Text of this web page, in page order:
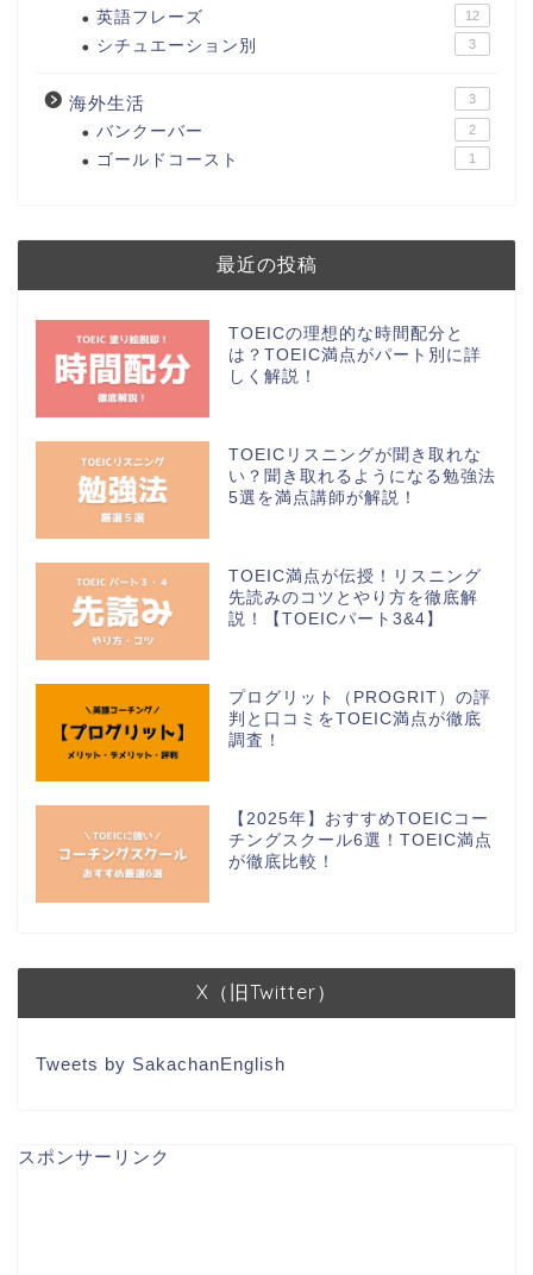
英語フレーズ 12
シチュエーション別 3
海外生活 3
バンクーバー 2
ゴールドコースト 1
最近の投稿
TOEICの理想的な時間配分と
は？TOEIC満点がパート別に詳
しく解説！
TOEICリスニングが聞き取れな
い？聞き取れるようになる勉強法
5選を満点講師が解説！
TOEIC満点が伝授！リスニング
先読みのコツとやり方を徹底解
説！【TOEICパート3&4】
プログリット（PROGRIT）の評
判と口コミをTOEIC満点が徹底
調査！
【2025年】おすすめTOEICコー
チングスクール6選！TOEIC満点
が徹底比較！
X（旧Twitter）
Tweets by SakachanEnglish
スポンサーリンク